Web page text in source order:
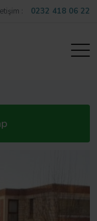
: 0232 418 06 22